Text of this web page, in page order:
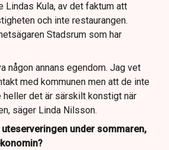
Lindas Kula, av det faktum att
och inte restaurangen.
Stadsrum som har
någon annans egendom. Jag vet
med kommunen men att de inte
heller det är särskilt konstigt när
säger Linda Nilsson.
under sommaren,